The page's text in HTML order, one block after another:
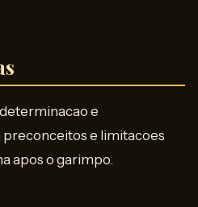
e
e limitacoes
apos o garimpo.